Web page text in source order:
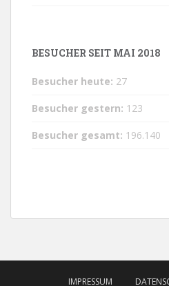
BESUCHER SEIT MAI 2018
Besucher heute: 27
Besucher gestern: 123
Besucher gesamt: 196.140
IMPRESSUM